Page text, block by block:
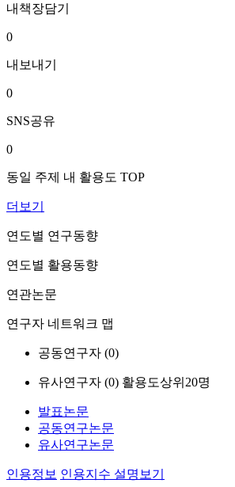
내책장담기
0
내보내기
0
SNS공유
0
동일 주제 내 활용도 TOP
더보기
연도별 연구동향
연도별 활용동향
연관논문
연구자 네트워크 맵
공동연구자 (0)
유사연구자 (0) 활용도상위20명
발표논문
공동연구논문
유사연구논문
인용정보 인용지수 설명보기